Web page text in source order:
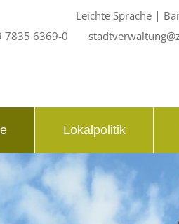
7835 6369-0
Leichte Sprache|
Lokalpolitik